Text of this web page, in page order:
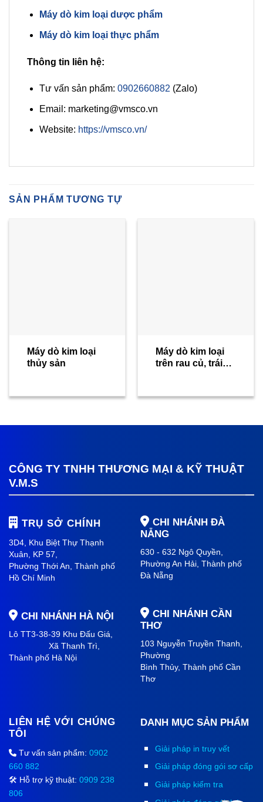
Máy dò kim loại dược phẩm
Máy dò kim loại thực phẩm
Thông tin liên hệ:
Tư vấn sản phẩm: 0902660882 (Zalo)
Email: marketing@vmsco.vn
Website: https://vmsco.vn/
SẢN PHẨM TƯƠNG TỰ
Máy dò kim loại
thủy sản
Máy dò kim loại
trên rau củ, trái
CÔNG TY TNHH THƯƠNG MẠI & KỸ THUẬT
V.M.S
TRỤ SỞ CHÍNH
3D4, Khu Biệt Thự Thạnh
Xuân, KP 57,
Phường Thới An, Thành phố
Hồ Chí Minh
CHI NHÁNH HÀ NỘI
Lô TT3-38-39 Khu Đấu Giá,
Xã Thanh Trì,
Thành phố Hà Nội
CHI NHÁNH ĐÀ
NẴNG
630 - 632 Ngô Quyền,
Phường An Hải , Thành phố
Đà Nẵng
CHI NHÁNH CẦN
THƠ
103 Nguyễn Truyền Thanh,
Phường
Bình Thủy, Thành phố Cần
Thơ
LIÊN HỆ VỚI CHÚNG
TÔI
Tư vấn sản phẩm: 0902
660 882
🛠️ Hỗ trợ kỹ thuật: 0909 238
806
DANH MỤC SẢN PHẨM
Giải pháp in truy vết
Giải pháp đóng gói sơ cấp
Giải pháp kiểm tra